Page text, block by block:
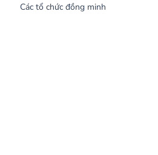
Các tổ chức đồng minh